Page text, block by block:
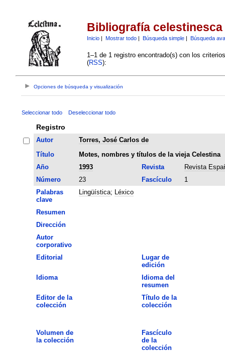
Bibliografía celestinesca
Inicio| Mostrar todo| Búsqueda simple| Búsqueda
1–1 de 1 registro encontrado(s) con los
(RSS):
Opciones de búsqueda y visualización
Seleccionar todo Deseleccionar todo
Registro
Autor
Torres, José Carlos de
Título
Motes, nombres y títulos de la vieja Celestina
Año
1993 Revista
Revista
Número
23 Fascículo
1
Palabras
clave
Lingüística; Léxico
Resumen
Dirección
Autor
corporativo
Editorial
Lugar de
edición
Idioma
Idioma del
resumen
Editor de la
colección
Título de la
colección
Volumen de
la colección
Fascículo
de la
colección